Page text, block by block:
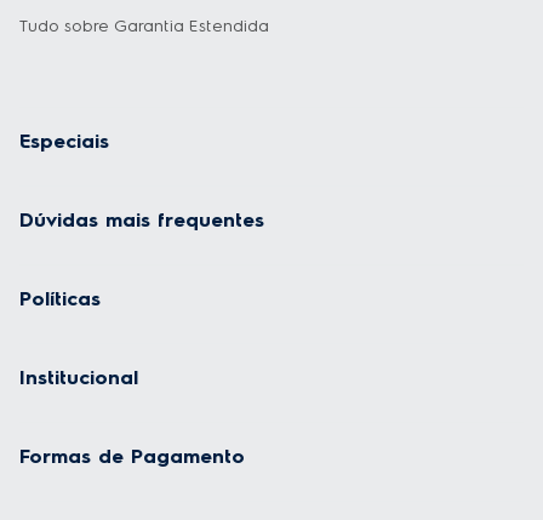
Tudo sobre Garantia Estendida
Especiais
Dúvidas mais frequentes
Políticas
Institucional
Formas de Pagamento